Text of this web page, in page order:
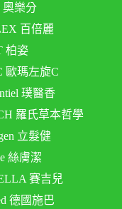
奧樂分
百倍麗
柏姿
歐瑪左旋C
璞醫香
羅氏草本哲學
立髮健
絲膚潔
賽吉兒
德國施巴